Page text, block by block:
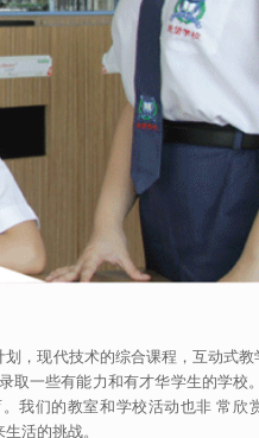
，现代技术的综合课程，互动式教
取一些有能力和有才华学生的学校
我们的教室和学校活动也非 常欣
活的挑战。